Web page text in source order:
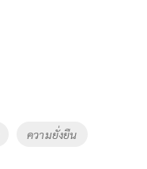
ความยั่งยืน